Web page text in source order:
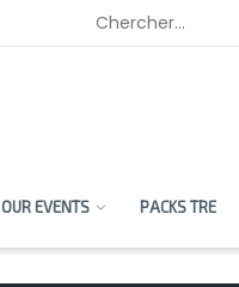
OUR EVENTS PACKS TRE